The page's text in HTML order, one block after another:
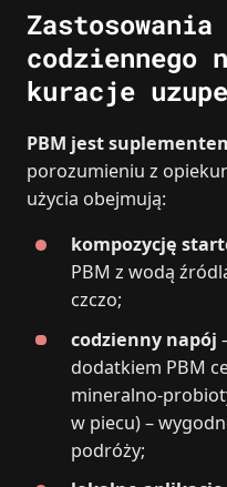
codziennego
kuracje
PBM jest
porozumieniu z
użycia obejmują:
kompozycję
PBM z wodą
czczo;
codzienny napój
dodatkiem PBM
mineralno-
w piecu) –
podróży;